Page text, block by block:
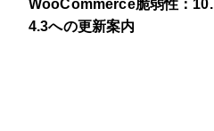
WooCommerce脆弱性：10.
4.3への更新案内